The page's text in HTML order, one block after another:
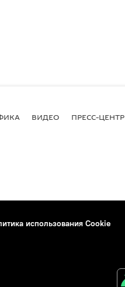
ВИДЕО ПРЕСС-ЦЕНТР
использования Cookie